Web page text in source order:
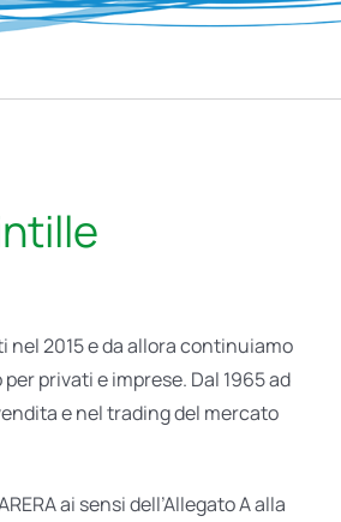
nel 2015 e da allora continuiamo
privati e imprese. Dal 1965 ad
e nel trading del mercato
ai sensi dell’Allegato A alla